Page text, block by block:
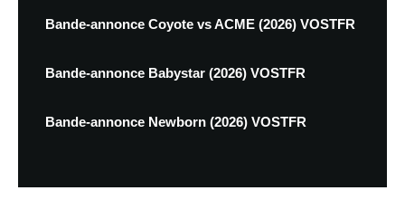
Bande-annonce Coyote vs ACME (2026) VOSTFR
Bande-annonce Babystar (2026) VOSTFR
Bande-annonce Newborn (2026) VOSTFR